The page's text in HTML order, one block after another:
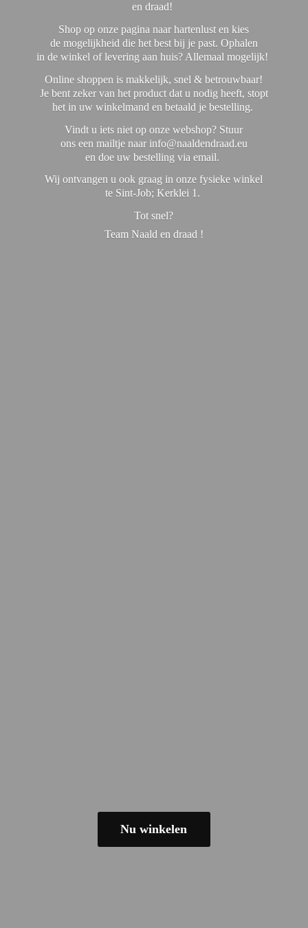
en draad!
Shop op onze pagina naar hartenlust en kies
de mogelijkheid die het best bij je past. Ophalen
in de winkel of levering aan huis? Allemaal mogelijk!
Online shoppen is makkelijk, snel & betrouwbaar!
Je bent zeker van het product dat u nodig heeft, stopt
het in uw winkelmand en betaald je bestelling.
Vindt u iets niet op onze webshop? Stuur
ons een mailtje naar info@naaldendraad.eu
en doe uw bestelling via email.
Wij ontvangen u ook graag in onze fysieke winkel
te Sint-Job; Kerklei 1.
Tot snel?
Team Naald en draad !
Nu winkelen